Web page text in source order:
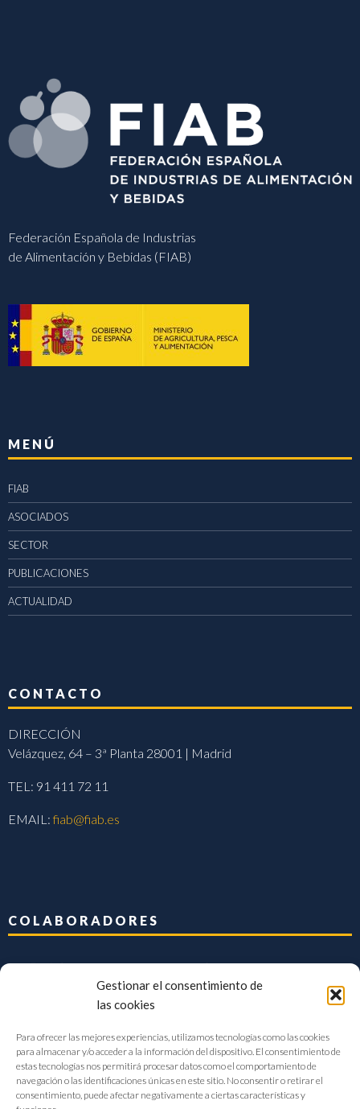
Gestionar el consentimiento de
las cookies
Para ofrecer las mejores experiencias, utilizamos tecnologías como las cookies
para almacenar y/o acceder a la información del dispositivo. El consentimiento de
estas tecnologías nos permitirá procesar datos como el comportamiento de
navegación o las identificaciones únicas en este sitio. No consentir o retirar el
consentimiento, puede afectar negativamente a ciertas características y
Federación Española de Industrias
de Alimentación y Bebidas (FIAB)
MENÚ
FIAB
ASOCIADOS
SECTOR
PUBLICACIONES
ACTUALIDAD
CONTACTO
DIRECCIÓN
Velázquez, 64 – 3ª Planta 28001 | Madrid
TEL: 91 411 72 11
EMAIL:fiab@fiab.es
COLABORADORES